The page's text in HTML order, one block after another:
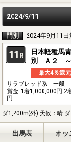
2024/9/11
門別 2024年9月11日
11 R
日本軽種馬
別 Ａ２ ～
最大4％還元
サラブレッド系 一般
賞金 1着1,000,000円 2
円
ダ1,200m(外) 天候：晴
出馬表 オッ